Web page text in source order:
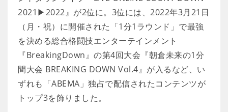
2021▶2022』が2位に。3位には、2022年3月21日
（月・祝）に開催された「1分1ラウンド」で最強
を決める総合格闘技エンターテインメント
『BreakingDown』の第4回大会『朝倉未来の1分
間大会 BREAKING DOWN Vol.4』が入るなど、い
ずれも「ABEMA」独占で配信されたコンテンツが
トップ3を飾りました。